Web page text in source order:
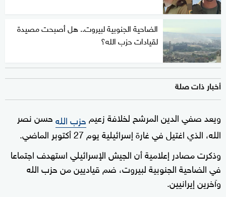
الضاحية الجنوبية لبيروت.. هل أصبحت مصيدة
لقيادات حزب الله؟
أخبار ذات صلة
ويعد صفي الدين المرشح لخلافة زعيمحزب اللهحسن نصر
الله، الذي اغتيل في غارة إسرائيلية يوم 27 أكتوبر الماضي.
وذكرت مصادر إعلامية أن الجيش الإسرائيلي استهدف اجتماعا
في الضاحية الجنوبية لبيروت، ضم قياديين من حزب الله
وآخرين إيرانيين.